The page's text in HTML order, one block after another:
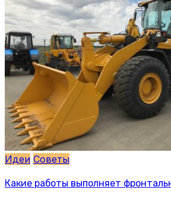
Идеи Советы
Какие работы выполняет